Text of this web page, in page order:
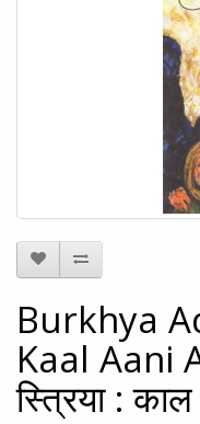
Burkhya
Kaal Aani
स्त्रिया :